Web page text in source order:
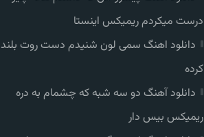
درست میکردم ریمیکس اینستا
دانلود اهنگ سمی لون شنیدم دست روت بلند
کرده
دانلود آهنگ دو سه شبه که چشمام به دره
ریمیکس بیس دار